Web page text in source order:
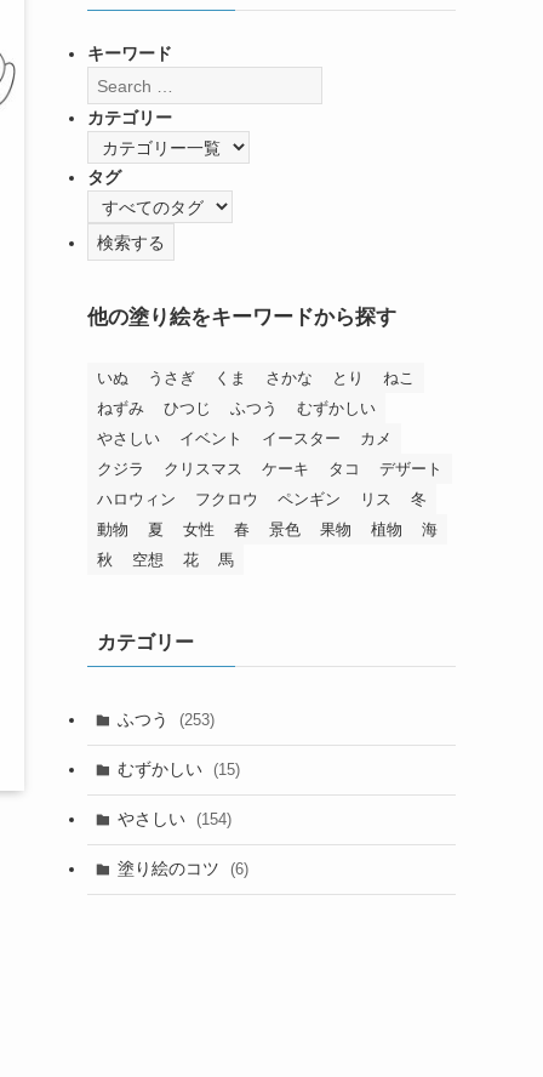
キーワード
カテゴリー
タグ
他の塗り絵をキーワードから探す
いぬ うさぎ くま さかな とり
ねこ
ねずみ
ひつじ ふつう
むずかしい
やさしい
イベント イースター
カメ
クジラ
クリスマス ケーキ タコ
デザート
ハロウィン
フクロウ ペンギン リス
冬
動物
夏 女性 春 景色 果物 植物
海
秋
空想 花 馬
カテゴリー
ふつう (253)
むずかしい (15)
やさしい (154)
塗り絵のコツ (6)